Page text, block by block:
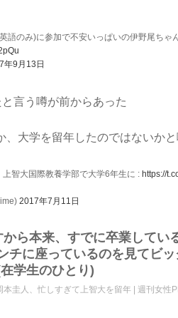
語のみ)に参加で不安いっぱいの伊野尾ちゃ
年9月13日
言う噂が前からあった
、大学を留年したのではないかと
智大国際教養学部で大学6年生に : https://
2017年7月11日
から本来、すでに卒業して
チに座っているのを見てビ
学生のひとり)
本圭人、忙しすぎて上智大を留年 | 週刊女性